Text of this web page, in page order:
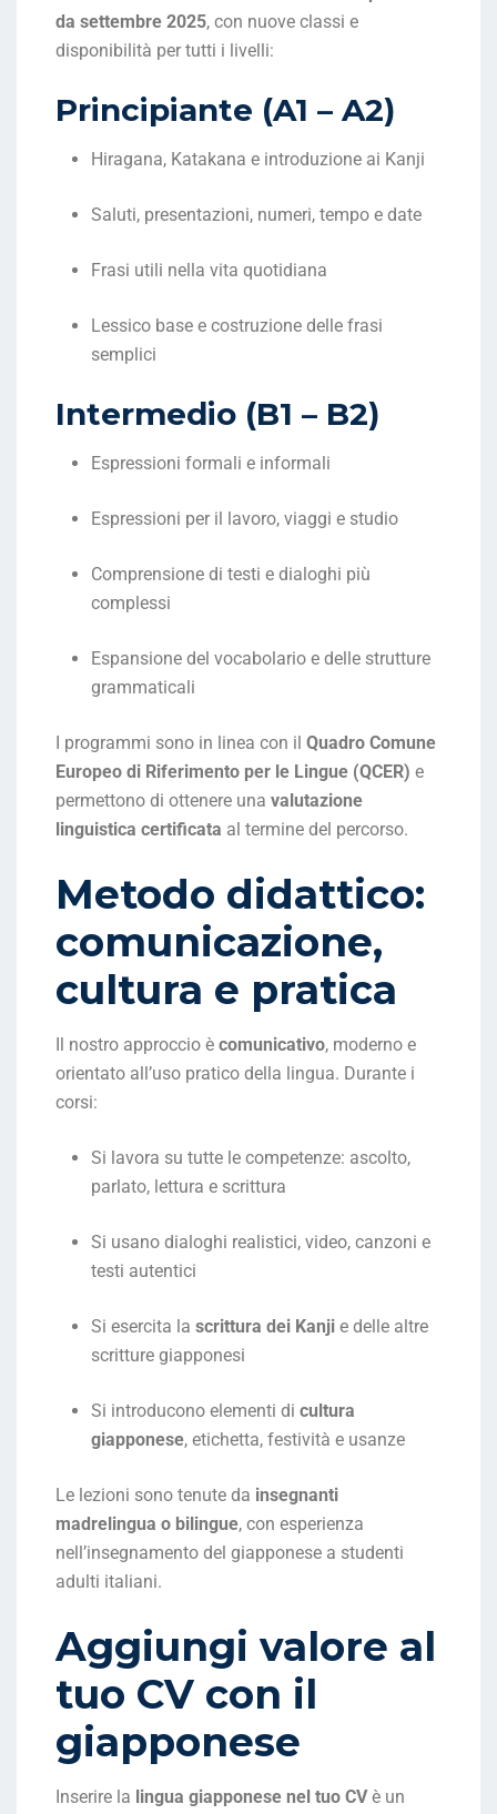
da settembre 2025, con nuove classi e
disponibilità per tutti i livelli:
Principiante (A1 – A2)
Hiragana, Katakana e introduzione ai Kanji
Saluti, presentazioni, numeri, tempo e date
Frasi utili nella vita quotidiana
Lessico base e costruzione delle frasi
semplici
Intermedio (B1 – B2)
Espressioni formali e informali
Espressioni per il lavoro, viaggi e studio
Comprensione di testi e dialoghi più
complessi
Espansione del vocabolario e delle strutture
grammaticali
I programmi sono in linea con il Quadro Comune
Europeo di Riferimento per le Lingue (QCER) e
permettono di ottenere una valutazione
linguistica certificata al termine del percorso.
Metodo didattico:
comunicazione,
cultura e pratica
Il nostro approccio è comunicativo, moderno e
orientato all’uso pratico della lingua. Durante i
corsi:
Si lavora su tutte le competenze: ascolto,
parlato, lettura e scrittura
Si usano dialoghi realistici, video, canzoni e
testi autentici
Si esercita la scrittura dei Kanji e delle altre
scritture giapponesi
Si introducono elementi di cultura
giapponese, etichetta, festività e usanze
Le lezioni sono tenute da insegnanti
madrelingua o bilingue, con esperienza
nell’insegnamento del giapponese a studenti
adulti italiani.
Aggiungi valore al
tuo CV con il
giapponese
Inserire la lingua giapponese nel tuo CVè un